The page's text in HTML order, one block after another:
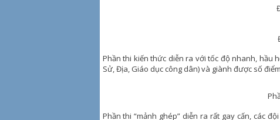
Phần thi kiến thức diễn ra với tốc độ nhanh, hầu
Sử, Địa, Giáo dục công dân) và giành được số
Phần thi “mảnh ghép” diễn ra rất gay cấn, các